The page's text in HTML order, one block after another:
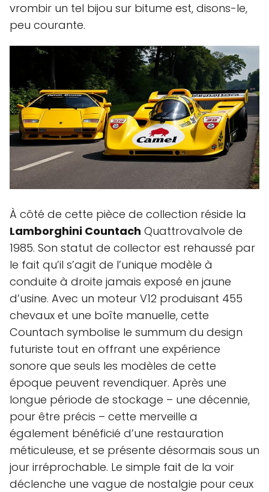
vrombir un tel bijou sur bitume est, disons-le,
peu courante.
À côté de cette pièce de collection réside la
Lamborghini Countach Quattrovalvole de
1985. Son statut de collector est rehaussé par
le fait qu’il s’agit de l’unique modèle à
conduite à droite jamais exposé en jaune
d’usine. Avec un moteur V12 produisant 455
chevaux et une boîte manuelle, cette
Countach symbolise le summum du design
futuriste tout en offrant une expérience
sonore que seuls les modèles de cette
époque peuvent revendiquer. Après une
longue période de stockage – une décennie,
pour être précis – cette merveille a
également bénéficié d’une restauration
méticuleuse, et se présente désormais sous un
jour irréprochable. Le simple fait de la voir
déclenche une vague de nostalgie pour ceux